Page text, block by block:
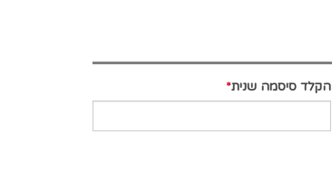
הקלד סיסמה שנית